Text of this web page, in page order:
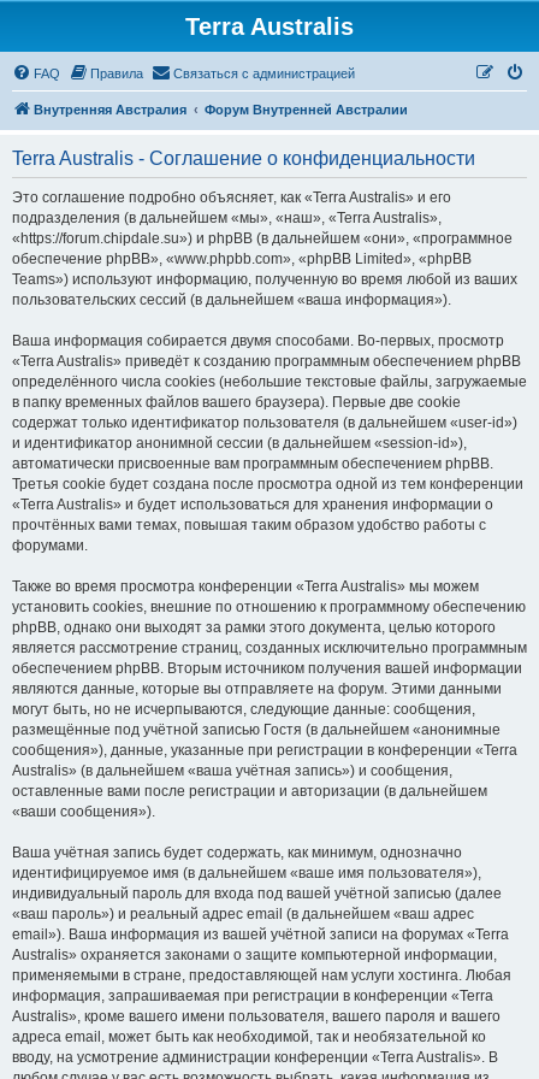
Terra Australis
FAQ Правила Связаться с администрацией
Внутренняя Австралия Форум Внутренней Австралии
Terra Australis - Соглашение о конфиденциальности
Это соглашение подробно объясняет, как «Terra Australis» и его
подразделения (в дальнейшем «мы», «наш», «Terra Australis»,
«https://forum.chipdale.su») и phpBB (в дальнейшем «они», «программное
обеспечение phpBB», «www.phpbb.com», «phpBB Limited», «phpBB
Teams») используют информацию, полученную во время любой из ваших
пользовательских сессий (в дальнейшем «ваша информация»).
Ваша информация собирается двумя способами. Во-первых, просмотр
«Terra Australis» приведёт к созданию программным обеспечением phpBB
определённого числа cookies (небольшие текстовые файлы, загружаемые
в папку временных файлов вашего браузера). Первые две cookie
содержат только идентификатор пользователя (в дальнейшем «user-id»)
и идентификатор анонимной сессии (в дальнейшем «session-id»),
автоматически присвоенные вам программным обеспечением phpBB.
Третья cookie будет создана после просмотра одной из тем конференции
«Terra Australis» и будет использоваться для хранения информации о
прочтённых вами темах, повышая таким образом удобство работы с
форумами.
Также во время просмотра конференции «Terra Australis» мы можем
установить cookies, внешние по отношению к программному обеспечению
phpBB, однако они выходят за рамки этого документа, целью которого
является рассмотрение страниц, созданных исключительно программным
обеспечением phpBB. Вторым источником получения вашей информации
являются данные, которые вы отправляете на форум. Этими данными
могут быть, но не исчерпываются, следующие данные: сообщения,
размещённые под учётной записью Гостя (в дальнейшем «анонимные
сообщения»), данные, указанные при регистрации в конференции «Terra
Australis» (в дальнейшем «ваша учётная запись») и сообщения,
оставленные вами после регистрации и авторизации (в дальнейшем
«ваши сообщения»).
Ваша учётная запись будет содержать, как минимум, однозначно
идентифицируемое имя (в дальнейшем «ваше имя пользователя»),
индивидуальный пароль для входа под вашей учётной записью (далее
«ваш пароль») и реальный адрес email (в дальнейшем «ваш адрес
email»). Ваша информация из вашей учётной записи на форумах «Terra
Australis» охраняется законами о защите компьютерной информации,
применяемыми в стране, предоставляющей нам услуги хостинга. Любая
информация, запрашиваемая при регистрации в конференции «Terra
Australis», кроме вашего имени пользователя, вашего пароля и вашего
адреса email, может быть как необходимой, так и необязательной ко
вводу, на усмотрение администрации конференции «Terra Australis». В